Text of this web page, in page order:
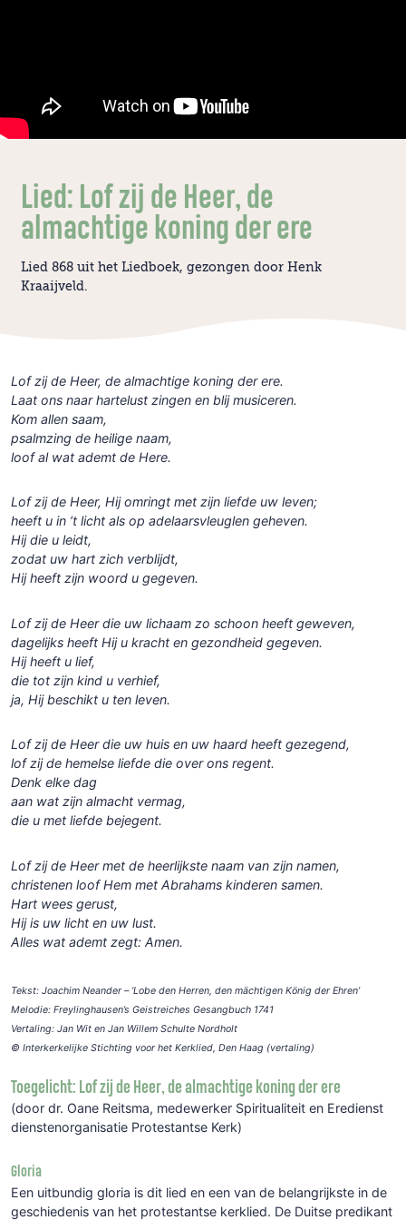
Lied: Lof zij de Heer, de
almachtige koning der ere
Lied 868 uit het Liedboek, gezongen door Henk
Kraaijveld.
Lof zij de Heer, de almachtige koning der ere.
Laat ons naar hartelust zingen en blij musiceren.
Kom allen saam,
psalmzing de heilige naam,
loof al wat ademt de Here.
Lof zij de Heer, Hij omringt met zijn liefde uw leven;
heeft u in ’t licht als op adelaarsvleuglen geheven.
Hij die u leidt,
zodat uw hart zich verblijdt,
Hij heeft zijn woord u gegeven.
Lof zij de Heer die uw lichaam zo schoon heeft geweven,
dagelijks heeft Hij u kracht en gezondheid gegeven.
Hij heeft u lief,
die tot zijn kind u verhief,
ja, Hij beschikt u ten leven.
Lof zij de Heer die uw huis en uw haard heeft gezegend,
lof zij de hemelse liefde die over ons regent.
Denk elke dag
aan wat zijn almacht vermag,
die u met liefde bejegent.
Lof zij de Heer met de heerlijkste naam van zijn namen,
christenen loof Hem met Abrahams kinderen samen.
Hart wees gerust,
Hij is uw licht en uw lust.
Alles wat ademt zegt: Amen.
Tekst: Joachim Neander – ‘Lobe den Herren, den mächtigen König der Ehren’
Melodie: Freylinghausen’s Geistreiches Gesangbuch 1741
Vertaling: Jan Wit en Jan Willem Schulte Nordholt
© Interkerkelijke Stichting voor het Kerklied, Den Haag (vertaling)
Toegelicht: Lof zij de Heer, de almachtige koning der ere
(door dr. Oane Reitsma, medewerker Spiritualiteit en Eredienst
dienstenorganisatie Protestantse Kerk)
Gloria
Een uitbundig gloria is dit lied en een van de belangrijkste in de
geschiedenis van het protestantse kerklied. De Duitse predikant